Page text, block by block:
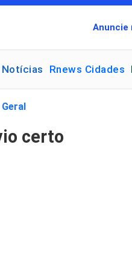
Anuncie
Notícias Rnews Cidades
Geral
certo